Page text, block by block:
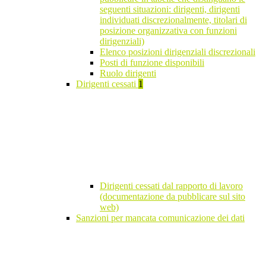
seguenti situazioni: dirigenti, dirigenti
individuati discrezionalmente, titolari di
posizione organizzativa con funzioni
dirigenziali)
Elenco posizioni dirigenziali discrezionali
Posti di funzione disponibili
Ruolo dirigenti
Dirigenti cessati 1
Dirigenti cessati dal rapporto di lavoro
(documentazione da pubblicare sul sito
web)
Sanzioni per mancata comunicazione dei dati